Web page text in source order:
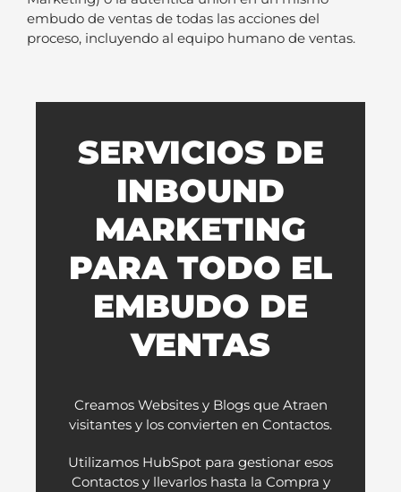
embudo de ventas de todas las acciones del
proceso, incluyendo al equipo humano de ventas.
SERVICIOS DE
INBOUND
MARKETING
PARA TODO EL
EMBUDO DE
VENTAS
Creamos Websites y Blogs que Atraen
visitantes y los convierten en Contactos.
Utilizamos HubSpot para gestionar esos
Contactos y llevarlos hasta la Compra y